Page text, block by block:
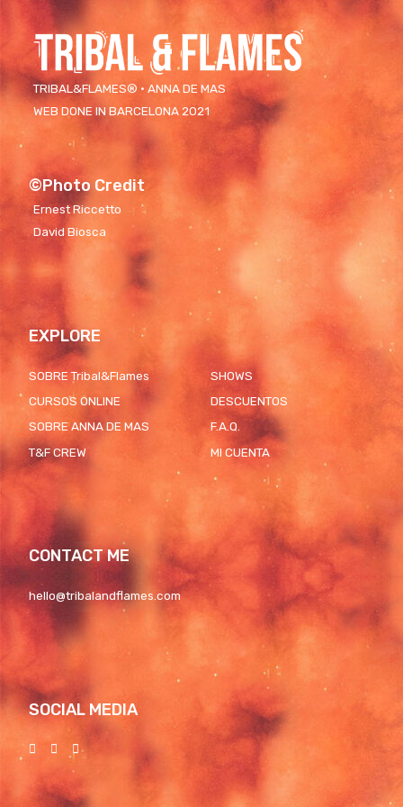
TRIBAL&FLAMES® · ANNA DE MAS
WEB DONE IN BARCELONA 2021
©Photo Credit
Ernest Riccetto
David Biosca
EXPLORE
SOBRE Tribal&Flames
CURSOS ONLINE
SOBRE ANNA DE MAS
T&F CREW
SHOWS
DESCUENTOS
F.A.Q.
MI CUENTA
CONTACT ME
hello@tribalandflames.com
SOCIAL MEDIA